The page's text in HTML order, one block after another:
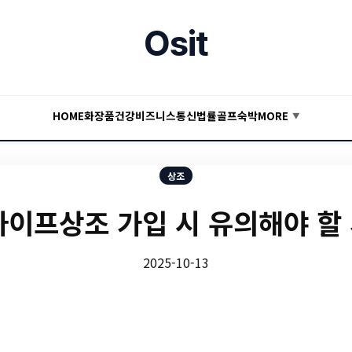
Osit
HOME화장품건강비즈니스통신법률골프숙박MORE ▼
상조
프상조 가입 시 유의해야 할
2025-10-13